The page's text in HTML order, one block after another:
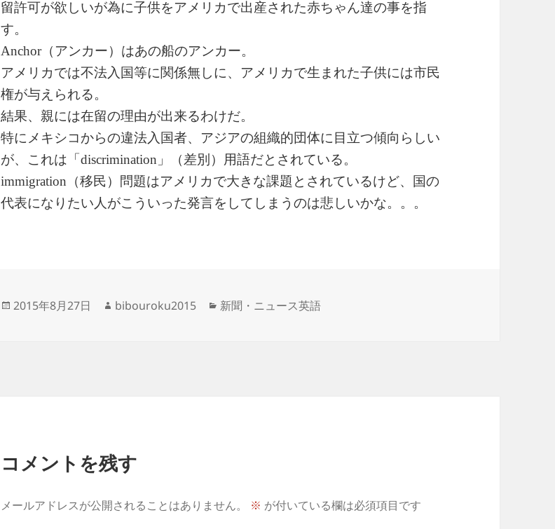
留許可が欲しいが為に子供をアメリカで出産された赤ちゃん達の事を指
す。
Anchor（アンカー）はあの船のアンカー。
アメリカでは不法入国等に関係無しに、アメリカで生まれた子供には市民
権が与えられる。
結果、親には在留の理由が出来るわけだ。
特にメキシコからの違法入国者、アジアの組織的団体に目立つ傾向らしい
が、これは「discrimination 」（差別）用語だとされている。
immigration
（移民）問題はアメリカで大きな課題とされているけど、国の
代表になりたい人がこういった発言をしてしまうのは悲しいかな。。。
投
2015年8月27日
作
bibouroku2015
カ
新聞・ニュース英語
コメントを残す
メールアドレスが公開されることはありません。 ※ が付いている欄は必須項目です